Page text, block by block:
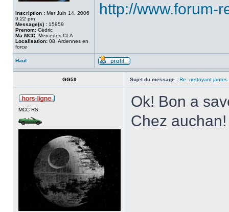
Inscription : Mer Juin 14, 2006
9:22 pm
Message(s) : 15959
Prenom: Cédric
Ma MCC: Mercedes CLA
Localisation: 08, Ardennes en
force
http://www.forum-
Haut
GG59 Sujet du message : Re: nettoyant jantes
MCC RS
Ok! Bon a
Chez